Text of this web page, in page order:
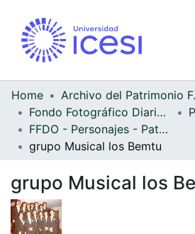
Home
Archivo
Fondo Fotográfico Diario Occidente
FFDO - Personajes - Patrimonial
grupo Musical los Bemtu
grupo Musical los